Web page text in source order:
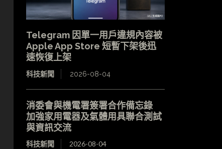
Telegram 因單一用戶違規內容被
Apple App Store 短暫下架後迅
速恢復上架
科技新聞 2026-08-04
消委會與機電署簽署合作備忘錄
加強家用電器及氣體用具聯合測試
與資訊交流
科技新聞 2026-08-04